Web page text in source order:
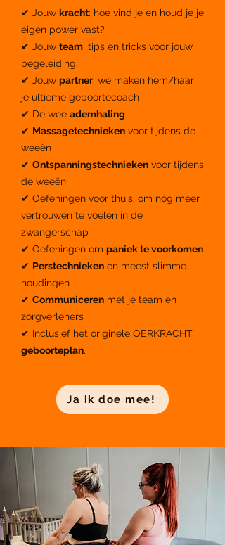
✔ Jouw kracht: hoe vind je en houd je je
eigen power vast?
✔ Jouw team: tips en tricks voor jouw
begeleiding.
✔ Jouw partner: we maken hem/haar
je ultieme geboortecoach
✔ De wee ademhaling
✔ Massagetechnieken voor tijdens de
weeën
✔ Ontspanningstechnieken voor tijdens
de weeën
✔ Oefeningen voor thuis, om nóg meer
vertrouwen te voelen in de
zwangerschap
✔ Oefeningen om paniek te voorkomen
✔ Perstechnieken en meest slimme
houdingen
✔ Communiceren met je team en
zorgverleners
✔ Inclusief het originele OERKRACHT
geboorteplan.
Ja ik doe mee!